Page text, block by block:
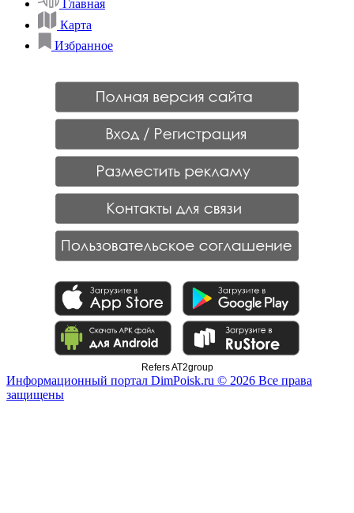
Главная
Карта
Избранное
Refers AT2group
Информационный портал DimPoisk.ru © 2026 Все права
защищены